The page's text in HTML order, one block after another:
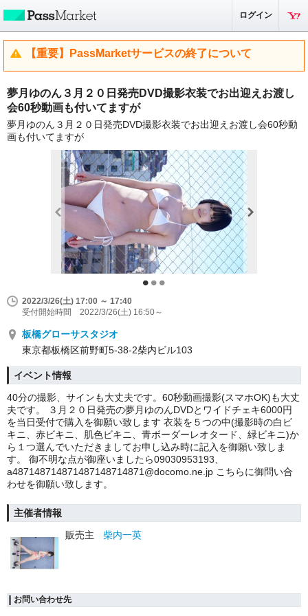
ログイン
【重要】PassMarketサービスの終了について
夢月ゆのん３月２０日発売DVD撮影衣装でお出迎えお渡し
会60秒動画も付いてますが
夢月ゆのん３月２０日発売DVD撮影衣装でお出迎えお渡し会60秒動
画も付いてますが
2022/3/26(土) 17:00 ～ 17:40
受付開始時間 2022/3/26(土) 16:50～
板橋グローサスタジオ
東京都板橋区前野町5-38-2柴内ビル103
イベント情報
40分の撮影、サインも大丈夫です。60秒動画撮影(スマホOK)も大丈
夫です。 ３月２０日発売の夢月ゆのんDVDとワイドチェキ6000円
を当日受付で購入を御願い致します 衣装を５つの中(撮影時の白ビ
キニ、赤ビキニ、肌色ビキニ、青ボーダーレオタード、緑ビキニ)か
ら１つ選んでいただきましてお申し込み時に記入を御願い致しま
す。 御不明な点が御座いましたら09030953193、
a487148714871487148714871@docomo.ne.jp こちらに御問い合
わせを御願い致します。
主催者情報
販売主
柴内一英
お問い合わせ先